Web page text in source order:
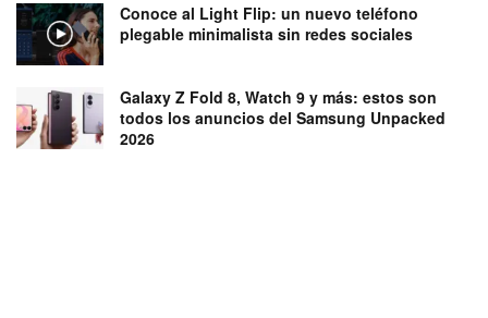
Conoce al Light Flip: un nuevo teléfono
plegable minimalista sin redes sociales
Galaxy Z Fold 8, Watch 9 y más: estos son
todos los anuncios del Samsung Unpacked
2026